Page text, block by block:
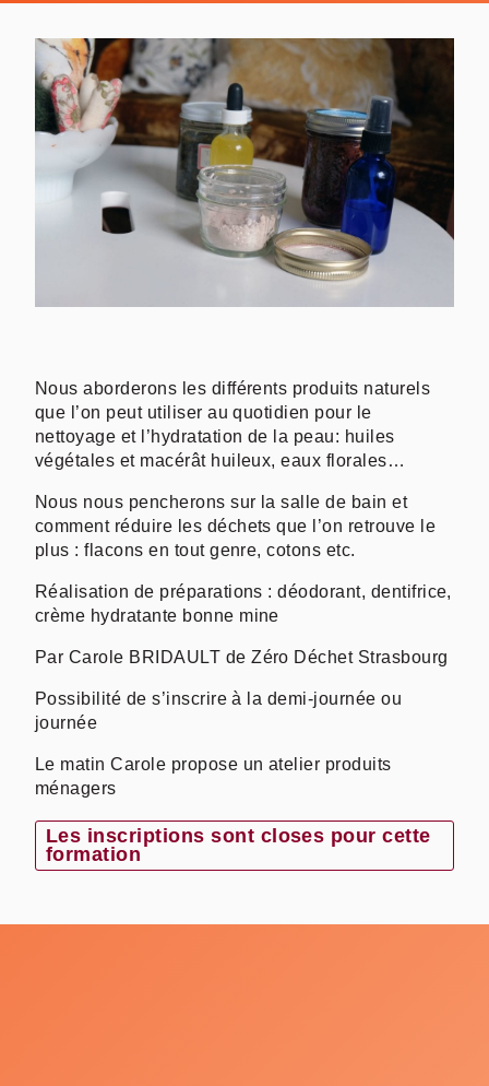
Nous aborderons les différents produits naturels
que l’on peut utiliser au quotidien pour le
nettoyage et l’hydratation de la peau: huiles
végétales et macérât huileux, eaux florales…
Nous nous pencherons sur la salle de bain et
comment réduire les déchets que l’on retrouve le
plus : flacons en tout genre, cotons etc.
Réalisation de préparations : déodorant, dentifrice,
crème hydratante bonne mine
Par Carole BRIDAULT de Zéro Déchet Strasbourg
Possibilité de s’inscrire à la demi-journée ou
journée
Le matin Carole propose un atelier produits
ménagers
Les inscriptions sont closes pour cette
formation